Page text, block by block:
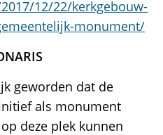
12/22/kerkgebouw-
monument/
geworden dat de
als monument
deze plek kunnen